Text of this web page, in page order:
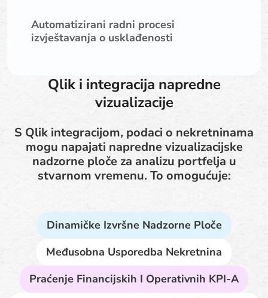
Automatizirani radni procesi
izvještavanja o usklađenosti
Qlik i integracija napredne
vizualizacije
S Qlik integracijom, podaci o nekretninama
mogu napajati napredne vizualizacijske
nadzorne ploče za analizu portfelja u
stvarnom vremenu. To omogućuje:
Dinamičke Izvršne Nadzorne Ploče
Međusobna Usporedba Nekretnina
Praćenje Financijskih I Operativnih KPI-A